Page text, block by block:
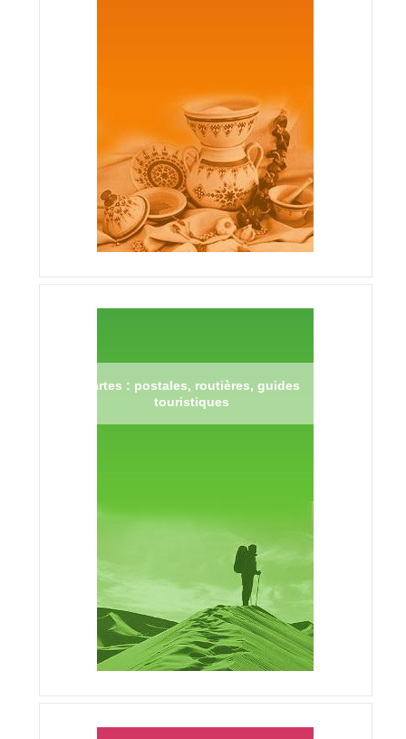
Cartes : postales, routières, guides
touristiques